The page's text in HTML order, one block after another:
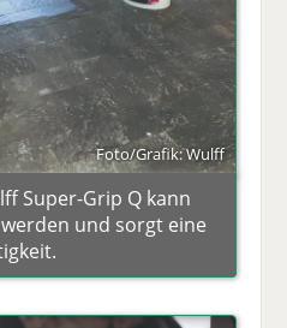
Foto/Grafik: Wulff
Super-Grip Q kann
und sorgt eine